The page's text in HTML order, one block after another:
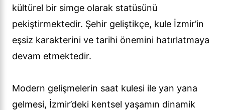
kültürel bir simge olarak statüsünü
pekiştirmektedir. Şehir geliştikçe, kule İzmir’in
eşsiz karakterini ve tarihi önemini hatırlatmaya
devam etmektedir.
Modern gelişmelerin saat kulesi ile yan yana
gelmesi, İzmir’deki kentsel yaşamın dinamik